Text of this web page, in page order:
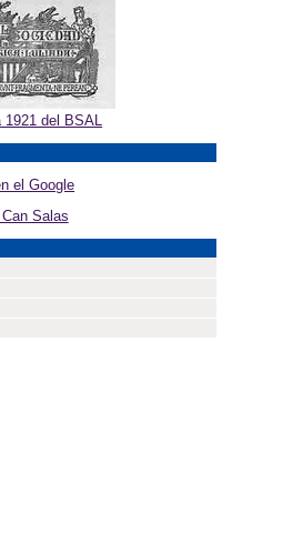
1921 del BSAL
el Google
Salas